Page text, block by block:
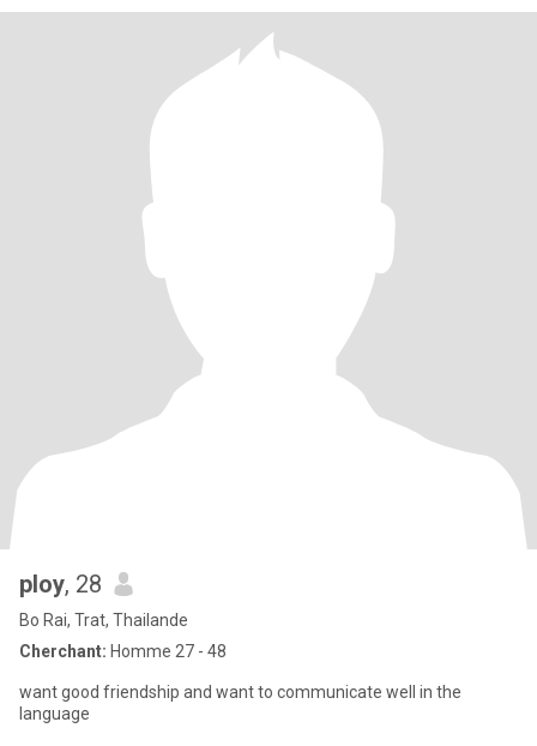
ploy, 28
Bo Rai, Trat, Thailande
Cherchant: Homme 27 - 48
want good friendship and want to communicate well in the
language